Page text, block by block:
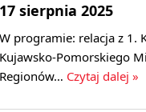
17 sierpnia 2025
W programie: relacja z 1.
Kujawsko-Pomorskiego
Regionów… Czytaj dalej »